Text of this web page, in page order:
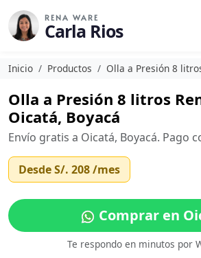
RENA WARE
Carla Rios
Inicio Productos Olla a Presión 8
Olla a Presión 8 litros
Oicatá, Boyacá
Envío gratis a Oicatá, Boyacá. Pago
DesdeS/. 208/mes
Comprar en
Te respondo en minutos por